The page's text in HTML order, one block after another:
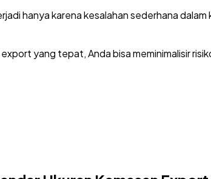
hanya karena kesalahan sederhana
yang tepat, Anda bisa meminimalisir